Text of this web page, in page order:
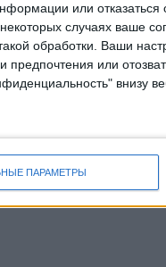
или отказаться
случаях ваше
обработки. Ваши
предпочтения или
внизу
ПАРАМЕТРЫ